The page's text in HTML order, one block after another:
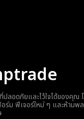
ลอดภัยและไว้ใจได้ของคุณ
ร์ม ฟีเจอร์ใหม่ ๆ และห้ามพ